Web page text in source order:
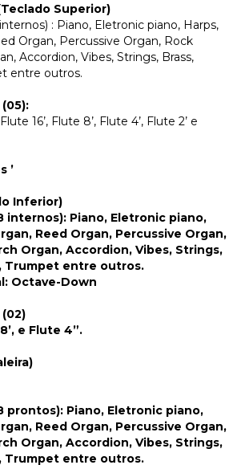
Superior)
: Piano, Eletronic piano, Harps,
Organ, Percussive Organ, Rock
Accordion, Vibes, Strings, Brass,
entre outros.
16’, Flute 8’, Flute 4’, Flute 2’ e
’
Inferior)
internos): Piano, Eletronic piano,
Reed Organ, Percussive Organ,
Organ, Accordion, Vibes, Strings,
Trumpet entre outros.
: Octave-Down
e Flute 4”.
prontos): Piano, Eletronic piano,
Reed Organ, Percussive Organ,
Organ, Accordion, Vibes, Strings,
Trumpet entre outros.